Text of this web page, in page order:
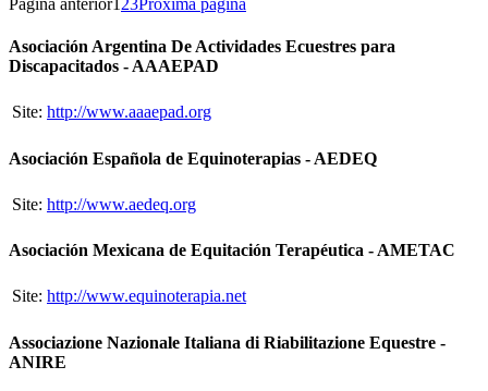
Asociación Argentina De Actividades Ecuestres para
Discapacitados - AAAEPAD
Site: http://www.aaaepad.org
Asociación Española de Equinoterapias - AEDEQ
Site: http://www.aedeq.org
Asociación Mexicana de Equitación Terapéutica - AMETAC
Site: http://www.equinoterapia.net
Associazione Nazionale Italiana di Riabilitazione Equestre -
ANIRE